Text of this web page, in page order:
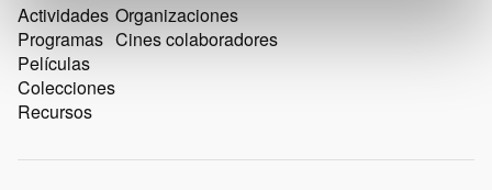
Actividades
Programas
Películas
Colecciones
Recursos
Organizaciones
Cines colaboradores